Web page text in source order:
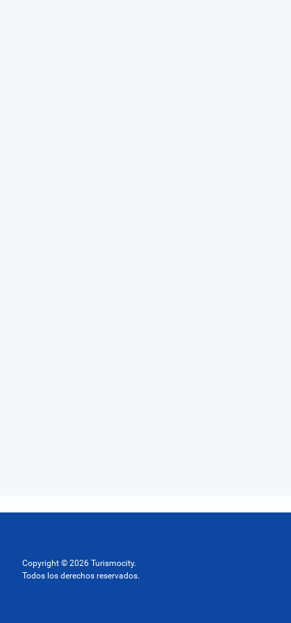
Copyright © 2026 Turismocity.
Todos los derechos reservados.